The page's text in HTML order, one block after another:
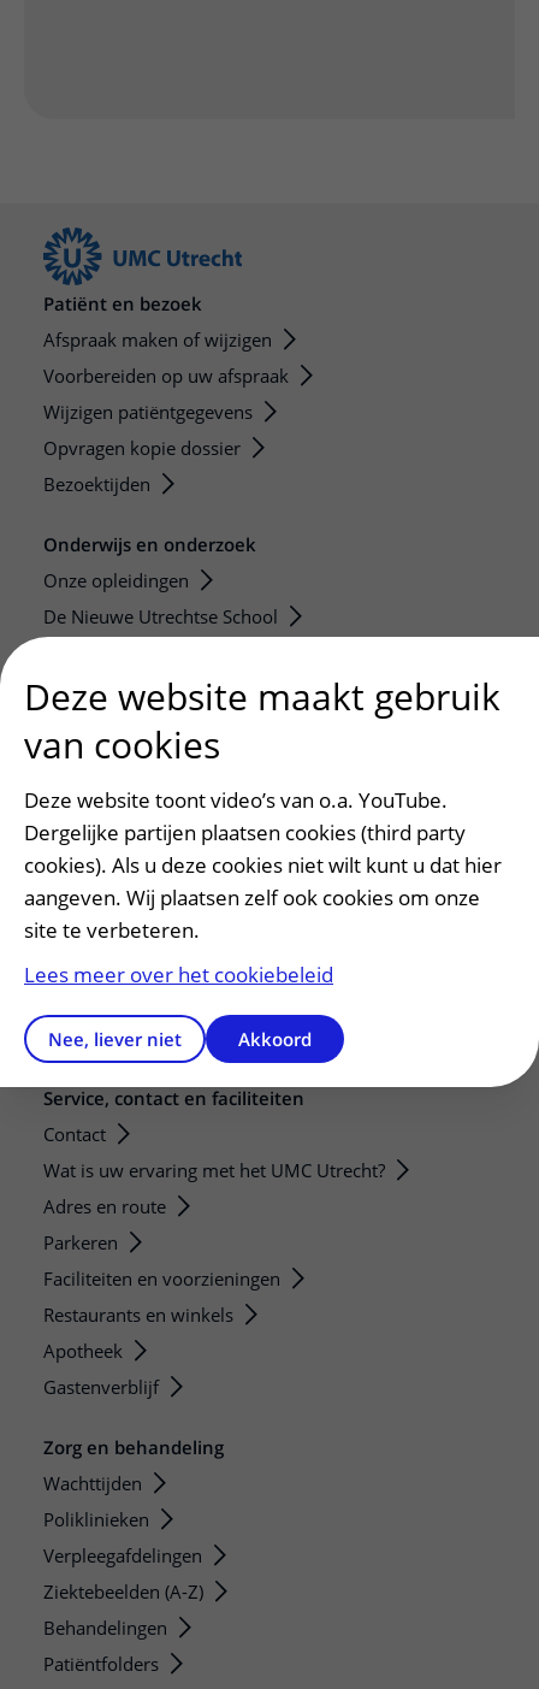
Patiënt en bezoek
Afspraak maken of wijzigen
Voorbereiden op uw afspraak
Wijzigen patiëntgegevens
Opvragen kopie dossier
Bezoektijden
Onderwijs en onderzoek
Onze opleidingen
De Nieuwe Utrechtse School
Research
Strategic programs
Research groups
Researchers
Research technologies
Verwijzers
Mijn patiënt verwijzen
Teleconsult aanvragen
Zorgverlenersportaal
Service, contact en faciliteiten
Contact
Wat is uw ervaring met het UMC Utrecht?
Adres en route
Parkeren
Faciliteiten en voorzieningen
Restaurants en winkels
Apotheek
Gastenverblijf
Zorg en behandeling
Wachttijden
Poliklinieken
Verpleegafdelingen
Ziektebeelden (A-Z)
Behandelingen
Patiëntfolders
Deze website maakt gebruik
van cookies
Deze website toont video’s van o.a. YouTube.
Dergelijke partijen plaatsen cookies (third party
cookies). Als u deze cookies niet wilt kunt u dat hier
aangeven. Wij plaatsen zelf ook cookies om onze
site te verbeteren.
Lees meer over het cookiebeleid
Nee, liever niet Akkoord